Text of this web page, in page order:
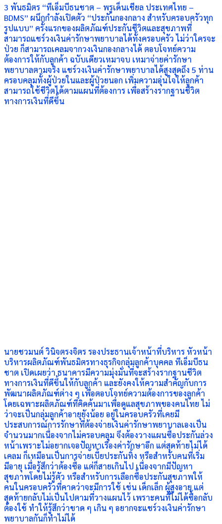
3 พันธมิตร “ทีเอ็มบีธนชาต – พรูเด็นเชียล ประเทศไทย –
BDMS” ผนึกกำลังเปิดตัว “ประกันกองกลาง สำหรับครอบครัวทุก
รูปแบบ” ครั้งแรกของผลิตภัณฑ์ประกันชีวิตและสุขภาพที่
สามารถแชร์วงเงินค่ารักษาพยาบาลได้ทั้งครอบครัว ไม่ว่าใครจะ
ป่วย ก็สามารถเคลมจากวงเงินกองกลางได้ ตอบโจทย์ความ
ต้องการให้กับลูกค้า ฉบับเดียวเหมาจบ เหมาจ่ายค่ารักษา
พยาบาลตามจริง แชร์วงเงินค่ารักษาพยาบาลได้สูงสุดถึง 5 ท่าน
ครอบคลุมทั้งผู้ป่วยในและผู้ป่วยนอก เพิ่มความอุ่นใจให้ลูกค้า
สามารถใช้ชีวิตได้ตามแผนที่ต้องการ เพื่อสร้างรากฐานชีวิต
ทางการเงินที่ดีขึ้น
นายชวมนต์ วินิจตรงจิตร รองประธานเจ้าหน้าที่บริหาร หัวหน้า
บริหารผลิตภัณฑ์พันธมิตรทางธุรกิจกลุ่มลูกค้าบุคคล ทีเอ็มบีธน
ชาต เปิดเผยว่า ธนาคารมีความมุ่งมั่นที่จะสร้างรากฐานชีวิต
ทางการเงินที่ดีขึ้นให้กับลูกค้า และยังคงให้ความสำคัญกับการ
พัฒนาผลิตภัณฑ์ต่าง ๆ เพื่อตอบโจทย์ความต้องการของลูกค้า
โดยเฉพาะผลิตภัณฑ์ที่คิดค้นมาเพื่อดูแลสุขภาพของคนไทย ไม่
ว่าจะเป็นกลุ่มลูกค้าอายุยังน้อย อยู่ในครอบครัวที่เคยมี
ประสบการณ์การรักษาที่ต้องจ่ายเงินค่ารักษาพยาบาลเองเป็น
จำนวนมากเนื่องจากไม่ครอบคลุม จึงต้องวางแผนซื้อประกันล่วง
หน้าเพราะไม่อยากเจอปัญหาเรื่องค่ารักษาอีก แต่สุดท้ายไม่ได้
เคลม ก็เหมือนเป็นการจ่ายเบี้ยประกันทิ้ง หรือสำหรับคนที่เริ่ม
มีอายุ เมื่อรู้สึกว่าต้องซื้อ แต่ก็สายเกินไป เนื่องจากมีปัญหา
สุขภาพโดยไม่รู้ตัว หรือสำหรับการเลือกซื้อประกันสุขภาพให้
คนในครอบครัวที่คาดว่าจะมีการใช้ เช่น เด็กเล็ก ผู้สูงอายุ แต่
สุดท้ายกลับไม่เป็นไปตามที่วางแผนไว้ เพราะคนที่ไม่ได้ซื้อกลับ
ต้องใช้ ทำให้รู้สึกว่าขาด ๆ เกิน ๆ อยากจะแชร์วงเงินค่ารักษา
พยาบาลกันก็ทำไม่ได้